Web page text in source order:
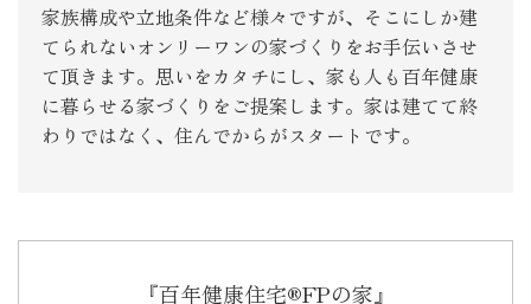
家族構成や立地条件など様々ですが、そこにしか建
てられないオンリーワンの家づくりをお手伝いさせ
て頂きます。思いをカタチにし、家も人も百年健康
に暮らせる家づくりをご提案します。家は建てて終
わりではなく、住んでからがスタートです。
『百年健康住宅®FPの家』